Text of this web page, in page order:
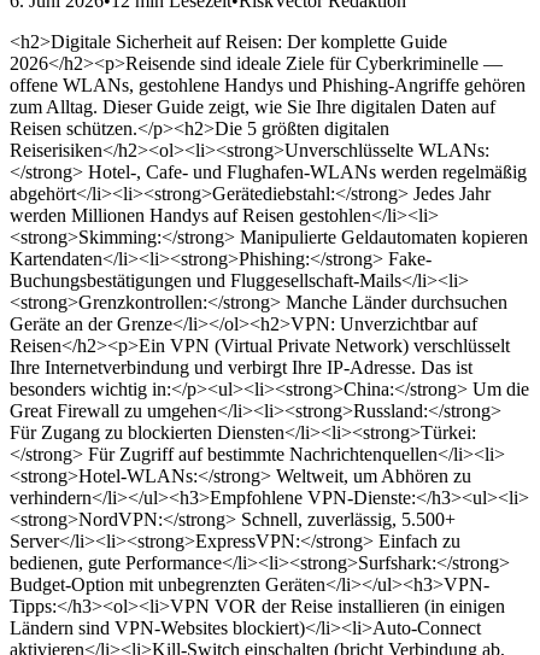
<h2>Digitale Sicherheit auf Reisen: Der komplette Guide
2026</h2><p>Reisende sind ideale Ziele für Cyberkriminelle —
offene WLANs, gestohlene Handys und Phishing-Angriffe gehören
zum Alltag. Dieser Guide zeigt, wie Sie Ihre digitalen Daten auf
Reisen schützen.</p><h2>Die 5 größten digitalen
Reiserisiken</h2><ol><li><strong>Unverschlüsselte WLANs:
</strong> Hotel-, Cafe- und Flughafen-WLANs werden regelmäßig
abgehört</li><li><strong>Gerätediebstahl:</strong> Jedes Jahr
werden Millionen Handys auf Reisen gestohlen</li><li>
<strong>Skimming:</strong> Manipulierte Geldautomaten kopieren
Kartendaten</li><li><strong>Phishing:</strong> Fake-
Buchungsbestätigungen und Fluggesellschaft-Mails</li><li>
<strong>Grenzkontrollen:</strong> Manche Länder durchsuchen
Geräte an der Grenze</li></ol><h2>VPN: Unverzichtbar auf
Reisen</h2><p>Ein VPN (Virtual Private Network) verschlüsselt
Ihre Internetverbindung und verbirgt Ihre IP-Adresse. Das ist
besonders wichtig in:</p><ul><li><strong>China:</strong> Um die
Great Firewall zu umgehen</li><li><strong>Russland:</strong>
Für Zugang zu blockierten Diensten</li><li><strong>Türkei:
</strong> Für Zugriff auf bestimmte Nachrichtenquellen</li><li>
<strong>Hotel-WLANs:</strong> Weltweit, um Abhören zu
verhindern</li></ul><h3>Empfohlene VPN-Dienste:</h3><ul><li>
<strong>NordVPN:</strong> Schnell, zuverlässig, 5.500+
Server</li><li><strong>ExpressVPN:</strong> Einfach zu
bedienen, gute Performance</li><li><strong>Surfshark:</strong>
Budget-Option mit unbegrenzten Geräten</li></ul><h3>VPN-
Tipps:</h3><ol><li>VPN VOR der Reise installieren (in einigen
Ländern sind VPN-Websites blockiert)</li><li>Auto-Connect
aktivieren</li><li>Kill-Switch einschalten (bricht Verbindung ab,